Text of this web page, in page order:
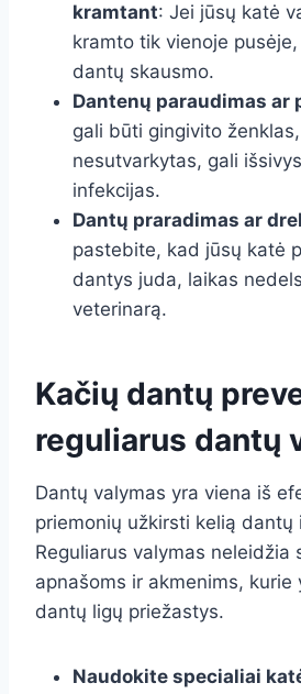
kramtant: Jei jūsų katė
kramto tik vienoje
dantų skausmo.
Dantenų paraudimas ar
gali būti gingivito
nesutvarkytas, gali
infekcijas.
Dantų praradimas ar
pastebite, kad jūsų katė
dantys juda, laikas
veterinarą.
Kačių dantų
reguliarus dantų
Dantų valymas yra viena iš
priemonių užkirsti kelią dantų
Reguliarus valymas neleidžia
apnašoms ir akmenims, kurie
dantų ligų priežastys.
Naudokite specialiai